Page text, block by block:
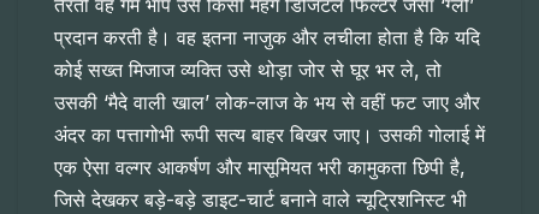
तैरती वह गर्म भाप उसे किसी महंगे डिजिटल फिल्टर जैसा ‘ग्लो’
प्रदान करती है। वह इतना नाजुक और लचीला होता है कि यदि
कोई सख्त मिजाज व्यक्ति उसे थोड़ा जोर से घूर भर ले, तो
उसकी ‘मैदे वाली खाल’ लोक-लाज के भय से वहीं फट जाए और
अंदर का पत्तागोभी रूपी सत्य बाहर बिखर जाए। उसकी गोलाई में
एक ऐसा वल्गर आकर्षण और मासूमियत भरी कामुकता छिपी है,
जिसे देखकर बड़े-बड़े डाइट-चार्ट बनाने वाले न्यूट्रिशनिस्ट भी